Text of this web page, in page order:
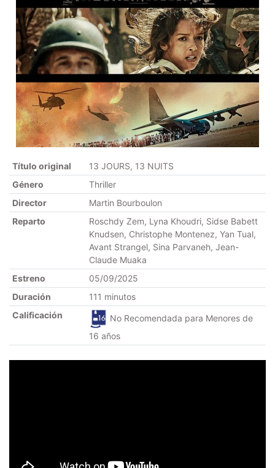
Título original
13 JOURS, 13 NUITS
Género
Thriller
Director
Martin Bourboulon
Reparto
Roschdy Zem, Lyna Khoudri, Sidse Babett
Knudsen, Christophe Montenez, Yan Tual,
Avant Strangel, Sina Parvaneh, Jean-
Claude Muaka
Estreno
05/09/2025
Duración
111 minutos
Calificación
No Recomendada para Menores de
16 años